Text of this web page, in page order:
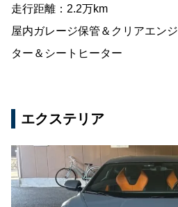
走行距離：2.2万km
屋内ガレージ保管＆クリアエン
ター＆シートヒーター
エクステリア